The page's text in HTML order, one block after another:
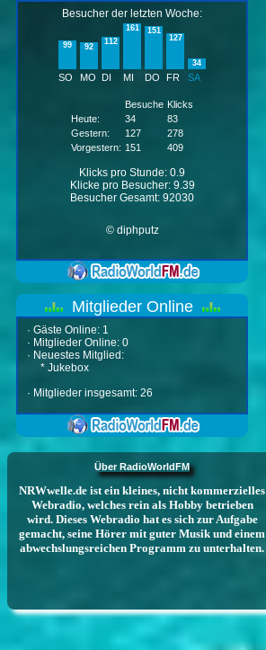
Besucher der letzten Woche:
99 92
112
161
151
127
34
SO MO DI MI DO FR SA
Besuche Klicks
Heute:
34
83
Gestern:
127
278
Vorgestern: 151 409
Klicks pro Stunde: 0.9
Klicke pro Besucher: 9.39
Besucher Gesamt: 92030
© diphputz
Mitglieder Online
· Gäste Online: 1
· Mitglieder Online: 0
· Neuestes Mitglied:
* Jukebox
· Mitglieder insgesamt: 26
Über RadioWorldFM
NRWwelle.de ist ein kleines, nicht kommerzielles
Webradio, welches rein als Hobby betrieben
wird. Dieses Webradio hat es sich zur Aufgabe
gemacht, seine Hörer mit guter Musik und einem
abwechslungsreichen Programm zu unterhalten.